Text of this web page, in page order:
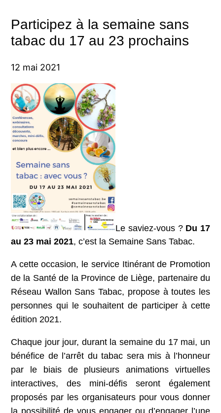
Participez à la semaine sans
tabac du 17 au 23 prochains
12 mai 2021
Le saviez-vous ? Du 17
au 23 mai 2021, c’est la Semaine Sans Tabac.
A cette occasion, le service Itinérant de Promotion
de la Santé de la Province de Liège, partenaire du
Réseau Wallon Sans Tabac, propose à toutes les
personnes qui le souhaitent de participer à cette
édition 2021.
Chaque jour jour, durant la semaine du 17 mai, un
bénéfice de l’arrêt du tabac sera mis à l’honneur
par le biais de plusieurs animations virtuelles
interactives, des mini-défis seront également
proposés par les organisateurs pour vous donner